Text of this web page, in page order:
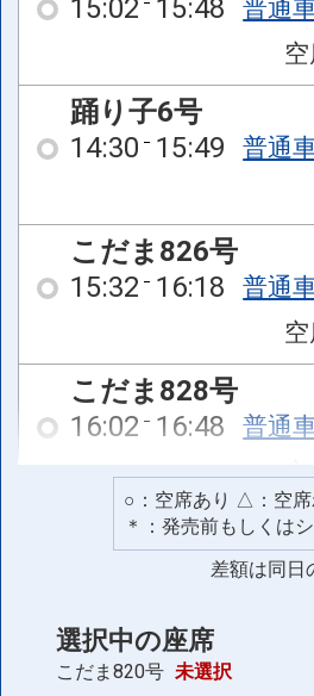
15:02 15:48 普通
踊り子6号
14:30 15:49 普通
こだま826号
15:32 16:18 普通
こだま828号
16:02 16:48 普通
踊り子60号
17:19 普通
踊り子10号
○：空席あり △：空
＊：発売前もしくは
差額は同日
選択中の座席
こだま820号 未選択